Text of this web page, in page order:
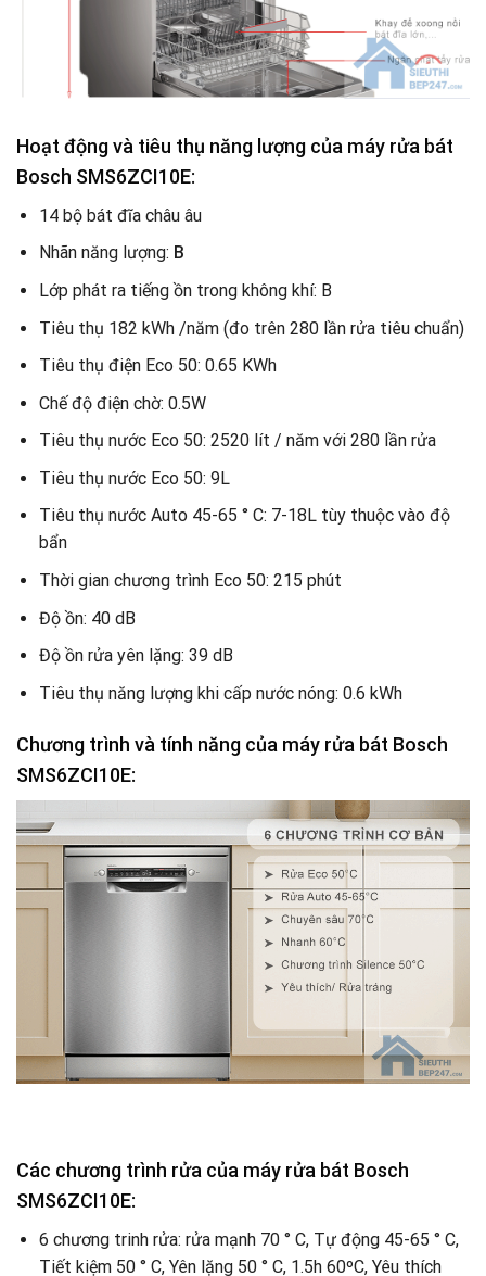
Hoạt động và tiêu thụ năng lượng của máy rửa bát
Bosch SMS6ZCI10E:
14 bộ bát đĩa châu âu
Nhãn năng lượng: B
Lớp phát ra tiếng ồn trong không khí: B
Tiêu thụ 182 kWh /năm (đo trên 280 lần rửa tiêu chuẩn)
Tiêu thụ điện Eco 50: 0.65 KWh
Chế độ điện chờ: 0.5W
Tiêu thụ nước Eco 50: 2520 lít / năm với 280 lần rửa
Tiêu thụ nước Eco 50: 9L
Tiêu thụ nước Auto 45-65 ° C: 7-18L tùy thuộc vào độ
bẩn
Thời gian chương trình Eco 50: 215 phút
Độ ồn: 40 dB
Độ ồn rửa yên lặng: 39 dB
Tiêu thụ năng lượng khi cấp nước nóng: 0.6 kWh
Chương trình và tính năng của máy rửa bát Bosch
SMS6ZCI10E:
Các chương trình rửa của máy rửa bát Bosch
SMS6ZCI10E:
6 chương trinh rửa: rửa mạnh 70 ° C, Tự động 45-65 ° C,
Tiết kiệm 50 ° C, Yên lặng 50 ° C, 1.5h 60ºC, Yêu thích